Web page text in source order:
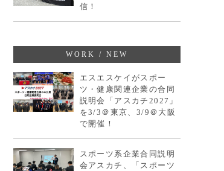
信！
WORK / NEW
エスエスケイがスポー
ツ・健康関連企業の合同
説明会「アスカチ2027」
を3/3＠東京、3/9＠大阪
で開催！
スポーツ系企業合同説明
会アスカチ、「スポーツ